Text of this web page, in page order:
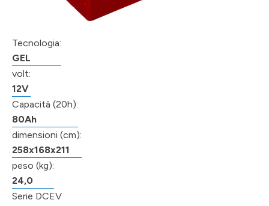
Tecnologia:
GEL
volt:
12V
Capacità (20h):
80Ah
dimensioni (cm):
258x168x211
peso (kg):
24,0
Serie DCEV